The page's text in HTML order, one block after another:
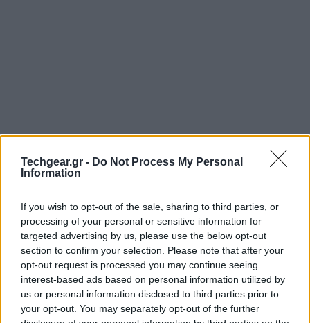
Techgear.gr - Do Not Process My Personal
Information
If you wish to opt-out of the sale, sharing to third parties, or
processing of your personal or sensitive information for
targeted advertising by us, please use the below opt-out
section to confirm your selection. Please note that after your
opt-out request is processed you may continue seeing
interest-based ads based on personal information utilized by
us or personal information disclosed to third parties prior to
your opt-out. You may separately opt-out of the further
Πρόσφατη μελέτη του Michigan University έδειξε ότι η
90% δε θα δίσταζε να σκοτώσει κάποιο συνάνθρωπό
του. Τα καλά νέα; Θα το έκανε μόνο για να σώσει
άλλες πέντε ζωές...